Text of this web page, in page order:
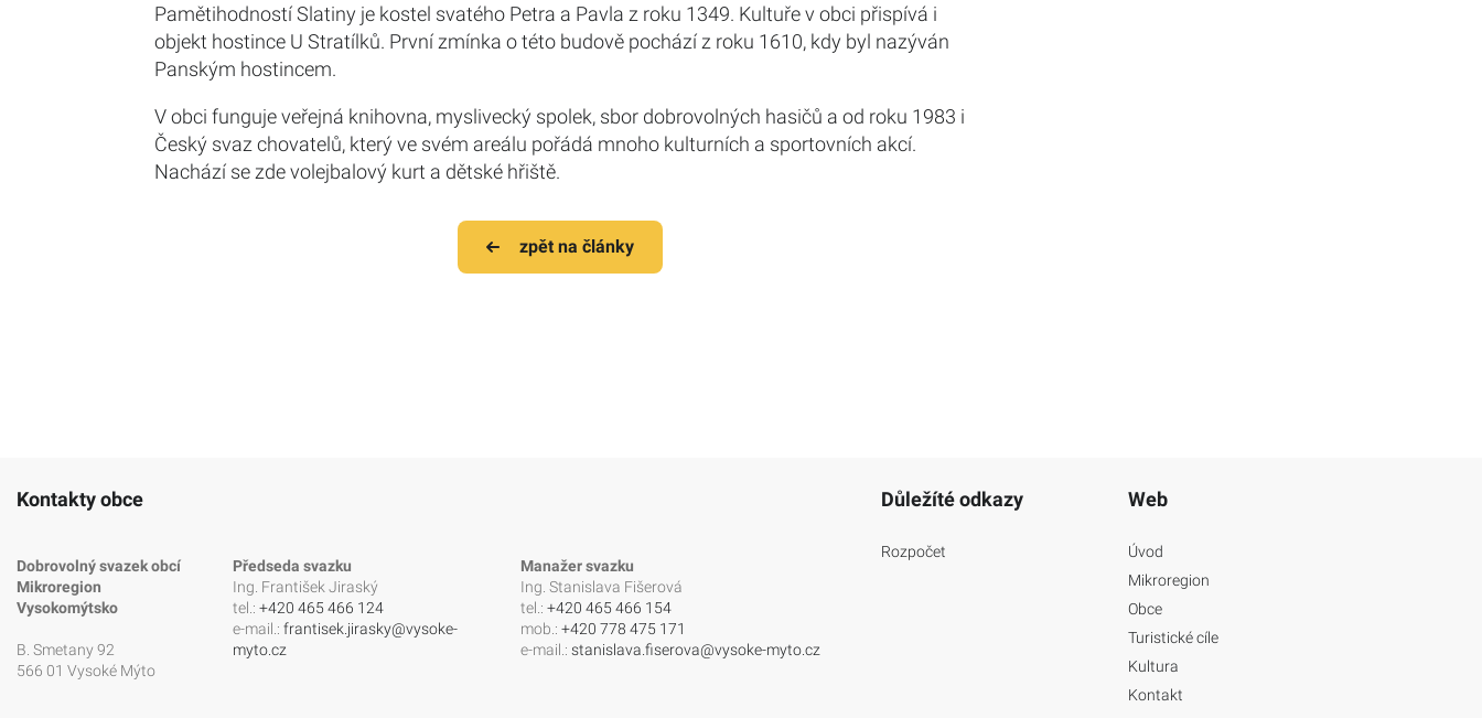
Pamětihodností Slatiny je kostel svatého Petra a Pavla z roku 1349. Kultuře v obci přispívá i
objekt hostince U Stratílků. První zmínka o této budově pochází z roku 1610, kdy byl nazýván
Panským hostincem.
V obci funguje veřejná knihovna, myslivecký spolek, sbor dobrovolných hasičů a od roku 1983 i
Český svaz chovatelů, který ve svém areálu pořádá mnoho kulturních a sportovních akcí.
Nachází se zde volejbalový kurt a dětské hřiště.
zpět na články
Kontakty obce
Dobrovolný svazek obcí
Mikroregion
Vysokomýtsko
B. Smetany 92
566 01 Vysoké Mýto
Předseda svazku
Ing. František Jiraský
tel.: +420 465 466 124
e-mail.: frantisek.jirasky@vysoke-
myto.cz
Manažer svazku
Ing. Stanislava Fišerová
tel.:+420 465 466 154
mob.:+420 778 475 171
e-mail.:stanislava.fiserova@vysoke-myto.cz
Důležíté odkazy
Rozpočet
Web
Úvod
Mikroregion
Obce
Turistické cíle
Kultura
Kontakt